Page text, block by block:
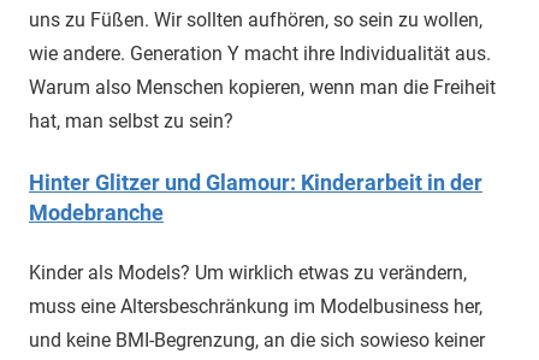
uns zu Füßen. Wir sollten aufhören, so sein zu wollen,
wie andere. Generation Y macht ihre Individualität aus.
Warum also Menschen kopieren, wenn man die Freiheit
hat, man selbst zu sein?
Hinter Glitzer und Glamour: Kinderarbeit in der
Modebranche
Kinder als Models? Um wirklich etwas zu verändern,
muss eine Altersbeschränkung im Modelbusiness her,
und keine BMI-Begrenzung, an die sich sowieso keiner